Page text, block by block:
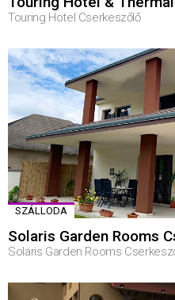
Touring Hotel Cserkeszőlő
SZÁLLODA
Solaris Garden Rooms
Solaris Garden Rooms